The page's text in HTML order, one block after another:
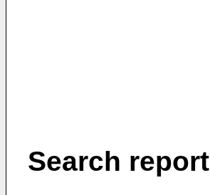
Search report